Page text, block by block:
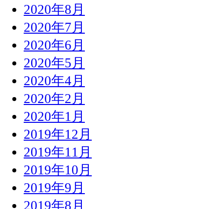
2020年8月
2020年7月
2020年6月
2020年5月
2020年4月
2020年2月
2020年1月
2019年12月
2019年11月
2019年10月
2019年9月
2019年8月